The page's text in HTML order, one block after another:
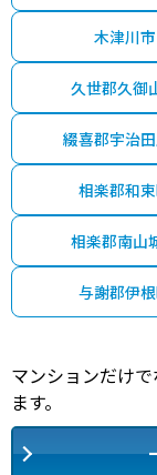
木津川市
久世郡久御
綴喜郡宇治
相楽郡和
相楽郡南山
与謝郡伊
マンションだけ
ます。